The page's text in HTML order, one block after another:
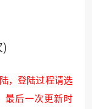
，登陆过程请选
最后一次更新时